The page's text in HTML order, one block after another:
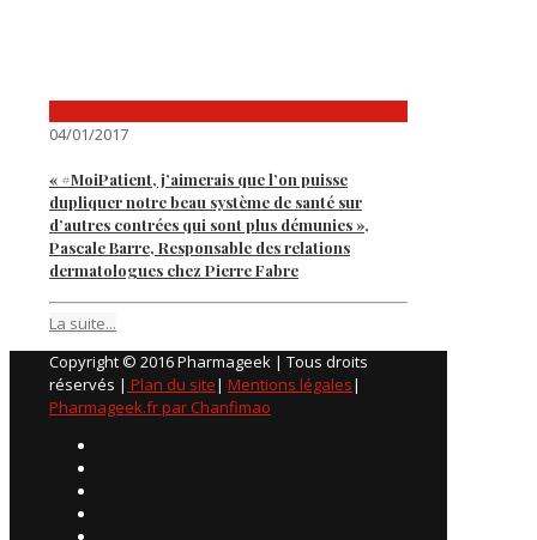
04/01/2017
« #MoiPatient, j’aimerais que l’on puisse
dupliquer notre beau système de santé sur
d’autres contrées qui sont plus démunies »,
Pascale Barre, Responsable des relations
dermatologues chez Pierre Fabre
La suite...
Copyright © 2016 Pharmageek | Tous droits
réservés | Plan du site| Mentions légales|
Pharmageek.fr par Chanfimao